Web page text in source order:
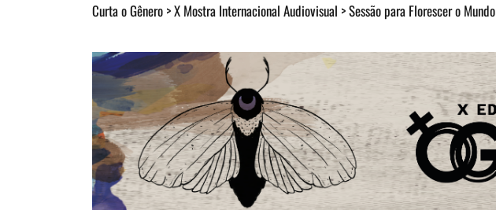
Curta o Gênero >X Mostra Internacional Audiovisual >Sessão para Florescer o Mundo